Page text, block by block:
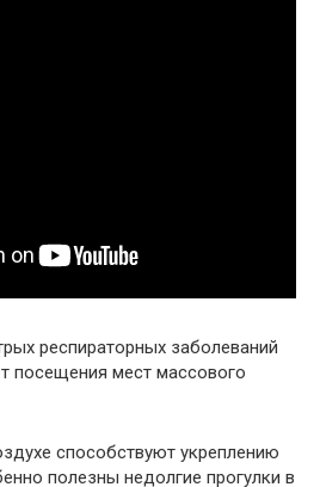
респираторных заболеваний
посещения мест массового
способствуют укреплению
полезны недолгие прогулки в